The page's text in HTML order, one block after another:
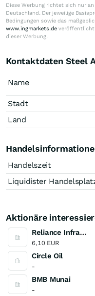
Diese Werbung richtet sich nur
Deutschland. Der jeweilige
Bedingungen sowie das
www.ingmarkets.de
dieser Werbung.
Kontaktdaten Steel
Name
Stadt
Land
Handelszeit
Liquidister
Aktionäre
Reliance Infrastructure
6,10 EUR
Circle Oil
-
BMB Munai
-